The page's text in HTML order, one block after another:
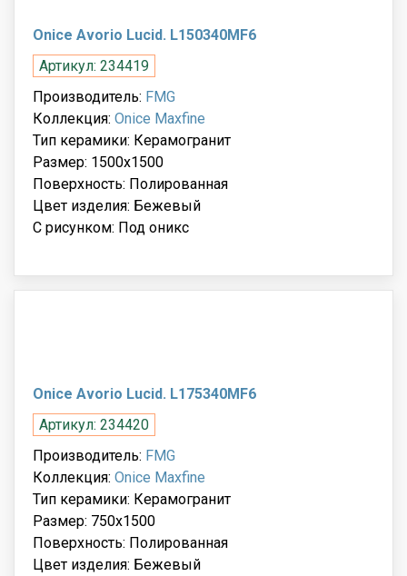
Onice Avorio Lucid. L150340MF6
Артикул: 234419
Производитель: FMG
Коллекция: Onice Maxfine
Тип керамики: Керамогранит
Размер: 1500x1500
Поверхность: Полированная
Цвет изделия: Бежевый
С рисунком: Под оникс
Onice Avorio Lucid. L175340MF6
Артикул: 234420
Производитель: FMG
Коллекция: Onice Maxfine
Тип керамики: Керамогранит
Размер: 750x1500
Поверхность: Полированная
Цвет изделия: Бежевый